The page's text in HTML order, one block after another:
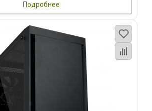
Подробнее